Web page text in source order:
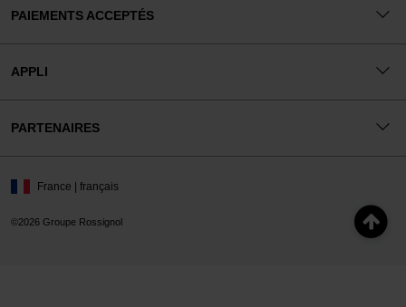
PAIEMENTS ACCEPTÉS
APPLI
PARTENAIRES
©2026 Groupe Rossignol
France | français